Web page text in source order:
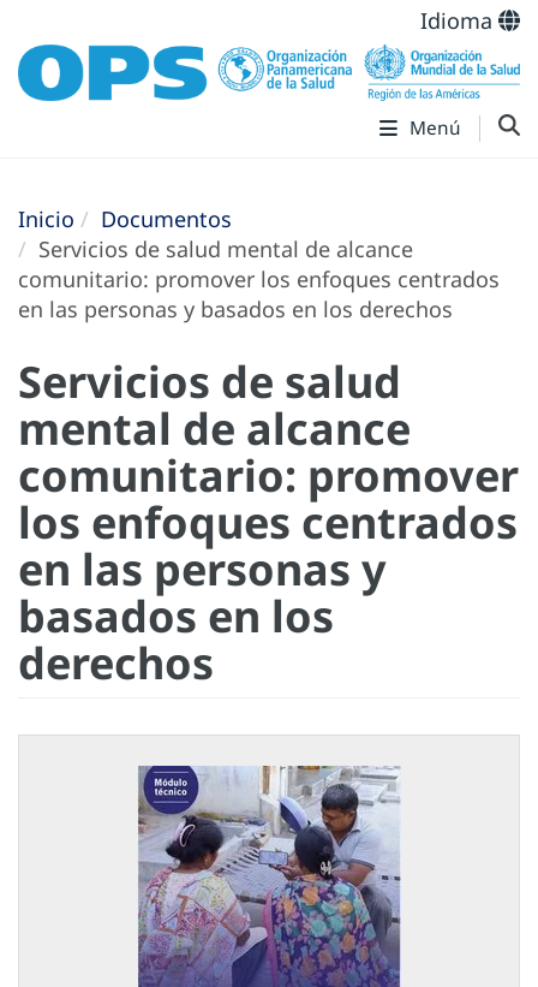
Idioma
Menú
Inicio
Documentos
Servicios de salud mental de alcance
comunitario: promover los enfoques centrados
en las personas y basados en los derechos
Servicios de salud
mental de alcance
comunitario: promover
los enfoques centrados
en las personas y
basados en los
derechos